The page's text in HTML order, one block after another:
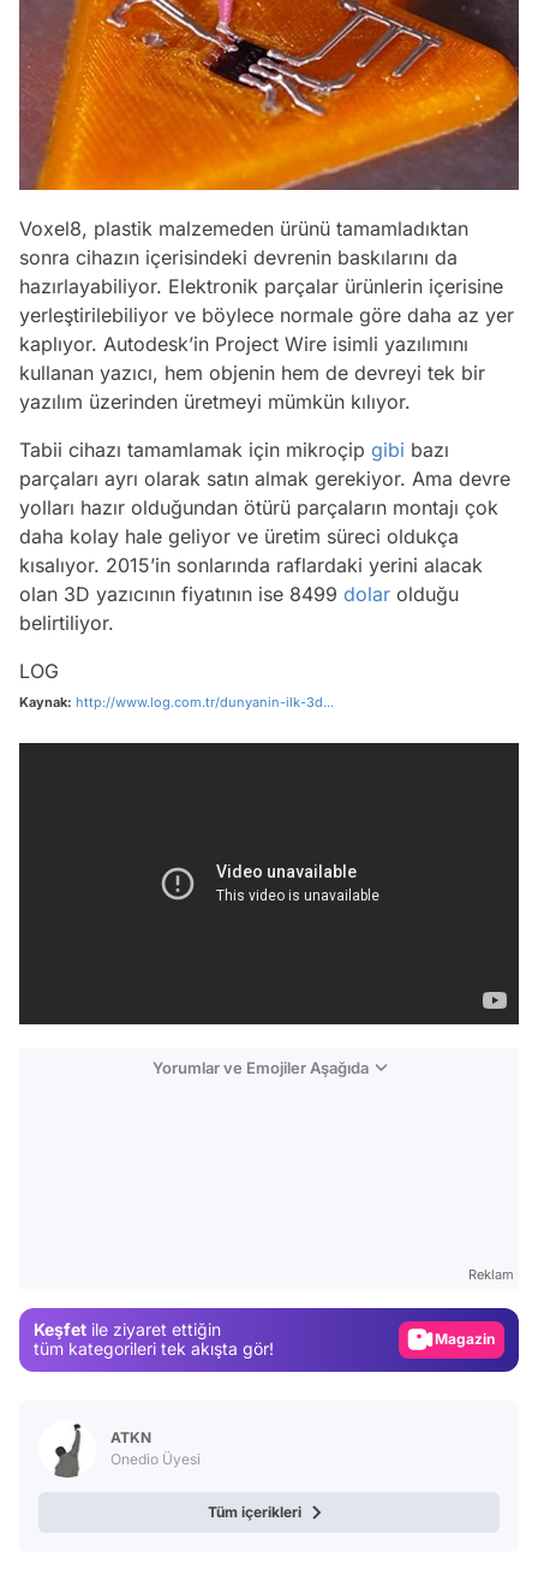
Voxel8, plastik malzemeden ürünü tamamladıktan
sonra cihazın içerisindeki devrenin baskılarını da
hazırlayabiliyor. Elektronik parçalar ürünlerin içerisine
yerleştirilebiliyor ve böylece normale göre daha az yer
kaplıyor. Autodesk’in Project Wire isimli yazılımını
kullanan yazıcı, hem objenin hem de devreyi tek bir
yazılım üzerinden üretmeyi mümkün kılıyor.
Tabii cihazı tamamlamak için mikroçip gibi bazı
parçaları ayrı olarak satın almak gerekiyor. Ama devre
yolları hazır olduğundan ötürü parçaların montajı çok
daha kolay hale geliyor ve üretim süreci oldukça
kısalıyor. 2015’in sonlarında raflardaki yerini alacak
olan 3D yazıcının fiyatının ise 8499 dolar olduğu
belirtiliyor.
LOG
Kaynak: http://www.log.com.tr/dunyanin-ilk-3d...
Yorumlar ve Emojiler Aşağıda
Reklam
Keşfet ile ziyaret ettiğin
tüm kategorileri tek akışta gör!
Gündem
Magazin
Video
ATKN
Onedio Üyesi
Tüm içerikleri